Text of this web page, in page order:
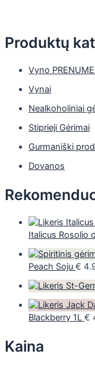
Produktų
Vyno
Vynai
Nealkoholiniai
Stiprieji Gėrimai
Gurmaniški
Dovanos
Italicus Rosolio
Peach Soju €
Blackberry 1L €
Kaina